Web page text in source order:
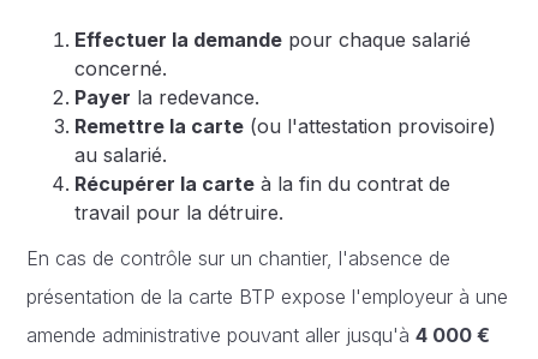
Effectuer la demande pour chaque salarié
concerné.
Payer la redevance.
Remettre la carte (ou l'attestation provisoire)
au salarié.
Récupérer la carte à la fin du contrat de
travail pour la détruire.
En cas de contrôle sur un chantier, l'absence de
présentation de la carte BTP expose l'employeur à une
amende administrative pouvant aller jusqu'à4 000 €